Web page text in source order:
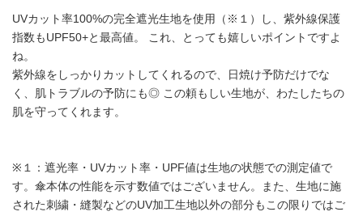
UVカット率100%の完全遮光生地を使用（※１）し、紫外線保護
指数もUPF50+と最高値。 これ、とっても嬉しいポイントですよ
ね。
紫外線をしっかりカットしてくれるので、日焼け予防だけでな
く、肌トラブルの予防にも◎ この頼もしい生地が、わたしたちの
肌を守ってくれます。
※１：遮光率・UVカット率・UPF値は生地の状態での測定値で
す。傘本体の性能を示す数値ではございません。また、生地に施
された刺繍・縫製などのUV加工生地以外の部分もこの限りではご